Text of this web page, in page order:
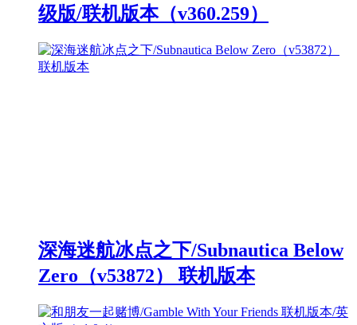
级版/联机版本（v360.259）
深海迷航冰点之下/Subnautica Below
Zero（v53872） 联机版本